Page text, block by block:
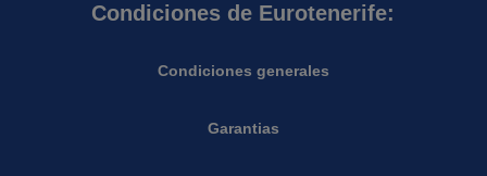
Condiciones de Eurotenerife:
Condiciones generales
Garantias